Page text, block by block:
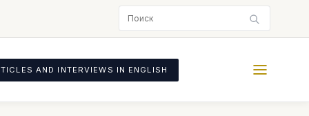
AND INTERVIEWS IN ENGLISH